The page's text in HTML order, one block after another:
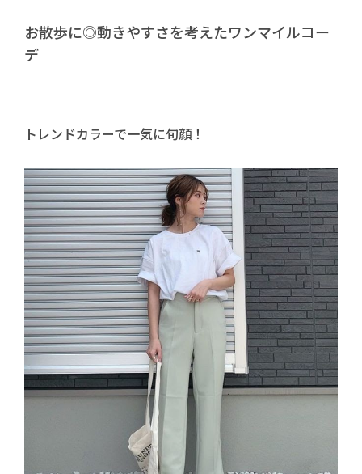
お散歩に◎動きやすさを考えたワンマイルコー
デ
トレンドカラーで一気に旬顔！